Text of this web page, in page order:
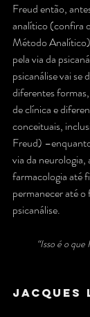
Freud então,
analítico (confira
Método
pela via da
psicanálise vai se
diferentes
de clínica e
conceituais,
Freud)
via da neurologia,
farmacologia até
permanecer até o
psicanálise.
“Isso é o que
Jacques